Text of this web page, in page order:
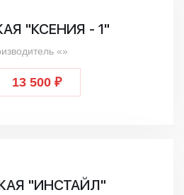
"КСЕНИЯ - 1"
«»
13 500 ₽
"ИНСТАЙЛ"